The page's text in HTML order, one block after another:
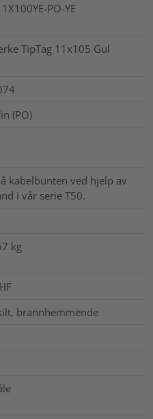
PO-YE
TipTag 11x105 Gul
(PO)
kabelbunten ved hjelp av
i vår serie T50.
kg
brannhemmende